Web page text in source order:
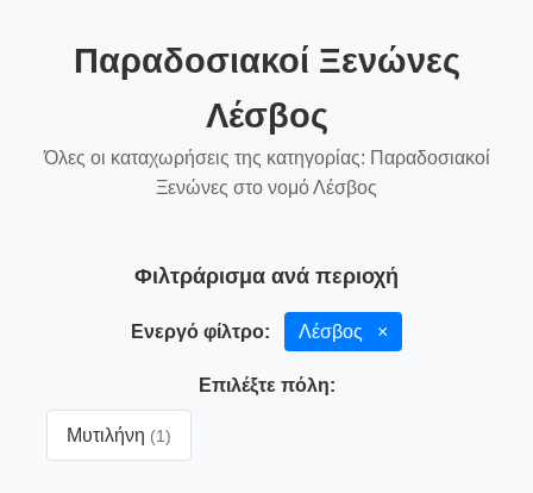
Παραδοσιακοί Ξενώνες
Λέσβος
Όλες οι καταχωρήσεις της κατηγορίας: Παραδοσιακοί
Ξενώνες στο νομό Λέσβος
Φιλτράρισμα ανά περιοχή
Ενεργό φίλτρο: Λέσβος ×
Επιλέξτε πόλη:
Μυτιλήνη (1)